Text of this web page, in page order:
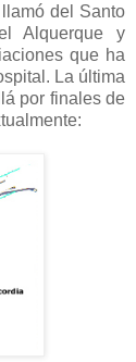
del Santo
Alquerque y
que ha
La última
por finales de